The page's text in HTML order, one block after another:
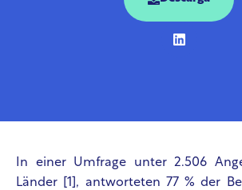
In einer Umfrage unter 2.506
Länder [1] , antworteten 77 % der